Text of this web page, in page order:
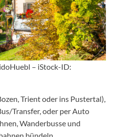
– iStock-ID:
Trient oder ins Pustertal),
Transfer, oder per Auto
Wanderbusse und